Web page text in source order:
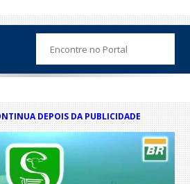
DEPOIS DA PUBLICIDADE